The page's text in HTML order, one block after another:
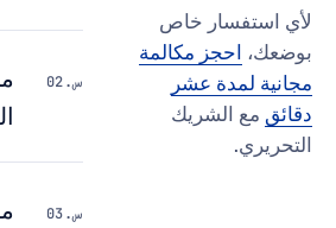
خاص
مكالمة
عشر
س.02
من هو
ما هو المعدل